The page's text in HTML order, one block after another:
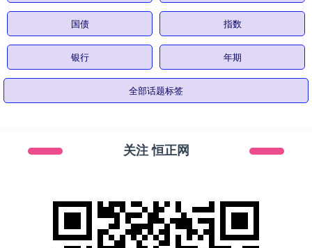
国债 指数
银行 年期
全部话题标签
关注 恒正网